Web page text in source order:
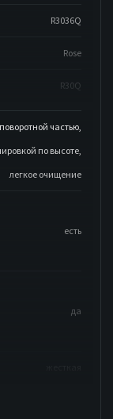
R3036Q
Rose
R30Q
частью,
по высоте,
легкое очищение
есть
да